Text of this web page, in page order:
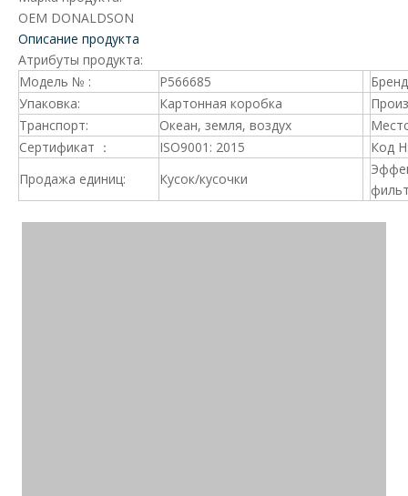
OEM DONALDSON
Описание продукта
Атрибуты продукта:
Модель № :
P566685
Упаковка:
Картонная коробка
Транспорт:
Океан, земля, воздух
Сертификат ：
ISO9001: 2015
Код
Продажа единиц:
Кусок/кусочки